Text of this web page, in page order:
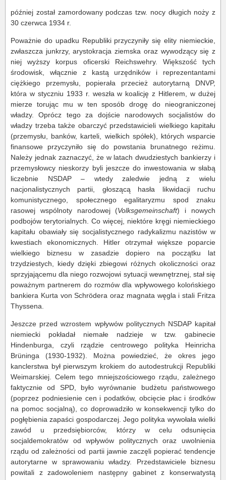
później został zamordowany podczas tzw. nocy długich noży z
30 czerwca 1934 r.
Poważnie do upadku Republiki przyczyniły się elity niemieckie,
zwłaszcza junkrzy, arystokracja ziemska oraz wywodzący się z
niej wyższy korpus oficerski Reichswehry. Większość tych
środowisk, włącznie z kastą urzędników i reprezentantami
ciężkiego przemysłu, popierała przecież autorytarną DNVP,
która w styczniu 1933 r. weszła w koalicję z Hitlerem, w dużej
mierze torując mu w ten sposób drogę do nieograniczonej
władzy. Oprócz tego za dojście narodowych socjalistów do
władzy trzeba także obarczyć przedstawicieli wielkiego kapitału
(przemysłu, banków, karteli, wielkich spółek), których wsparcie
finansowe przyczyniło się do powstania brunatnego reżimu.
Należy jednak zaznaczyć, że w latach dwudziestych bankierzy i
przemysłowcy nieskorzy byli jeszcze do inwestowania w słabą
liczebnie NSDAP – wtedy zaledwie jedną z wielu
nacjonalistycznych partii, głoszącą hasła likwidacji ruchu
komunistycznego, społecznego egalitaryzmu spod znaku
rasowej wspólnoty narodowej (Volksgemeinschaft) i nowych
podbojów terytorialnych. Co więcej, niektóre kręgi niemieckiego
kapitału obawiały się socjalistycznego radykalizmu nazistów w
kwestiach ekonomicznych. Hitler otrzymał większe poparcie
wielkiego biznesu w zasadzie dopiero na początku lat
trzydziestych, kiedy dzięki zbiegowi różnych okoliczności oraz
sprzyjającemu dla niego rozwojowi sytuacji wewnętrznej, stał się
poważnym partnerem do rozmów dla wpływowego kolońskiego
bankiera Kurta von Schrödera oraz magnata węgla i stali Fritza
Thyssena.
Jeszcze przed wzrostem wpływów politycznych NSDAP kapitał
niemiecki pokładał niemałe nadzieje w tzw. gabinecie
Hindenburga, czyli rządzie centrowego polityka Heinricha
Brüninga (1930-1932). Można powiedzieć, że okres jego
kanclerstwa był pierwszym krokiem do autodestrukcji Republiki
Weimarskiej. Celem tego mniejszościowego rządu, zależnego
faktycznie od SPD, było wyrównanie budżetu państwowego
(poprzez podniesienie cen i podatków, obcięcie płac i środków
na pomoc socjalną), co doprowadziło w konsekwencji tylko do
pogłębienia zapaści gospodarczej. Jego polityka wywołała wielki
zawód u przedsiębiorców, którzy w celu odsunięcia
socjaldemokratów od wpływów politycznych oraz uwolnienia
rządu od zależności od partii jawnie zaczęli popierać tendencje
autorytarne w sprawowaniu władzy. Przedstawiciele biznesu
powitali z zadowoleniem następny gabinet z konserwatystą